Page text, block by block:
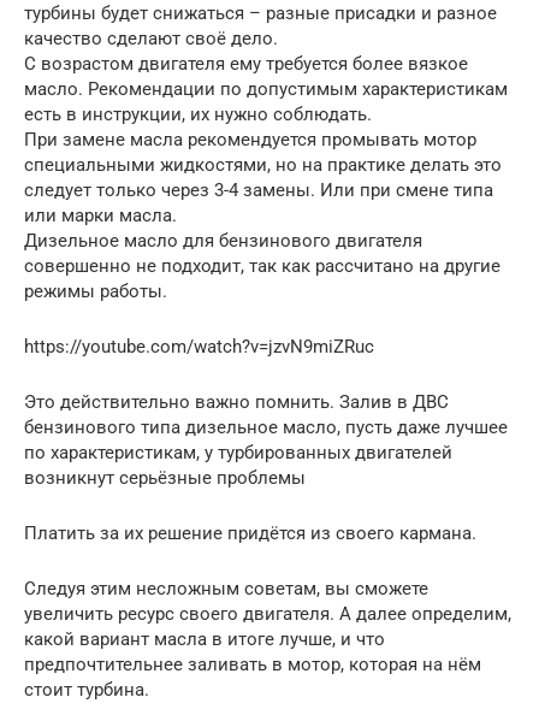
турбины будет снижаться – разные присадки и разное
качество сделают своё дело.
С возрастом двигателя ему требуется более вязкое
масло. Рекомендации по допустимым характеристикам
есть в инструкции, их нужно соблюдать.
При замене масла рекомендуется промывать мотор
специальными жидкостями, но на практике делать это
следует только через 3-4 замены. Или при смене типа
или марки масла.
Дизельное масло для бензинового двигателя
совершенно не подходит, так как рассчитано на другие
режимы работы.
https://youtube.com/watch?v=jzvN9miZRuc
Это действительно важно помнить. Залив в ДВС
бензинового типа дизельное масло, пусть даже лучшее
по характеристикам, у турбированных двигателей
возникнут серьёзные проблемы
Платить за их решение придётся из своего кармана.
Следуя этим несложным советам, вы сможете
увеличить ресурс своего двигателя. А далее определим,
какой вариант масла в итоге лучше, и что
предпочтительнее заливать в мотор, которая на нём
стоит турбина.